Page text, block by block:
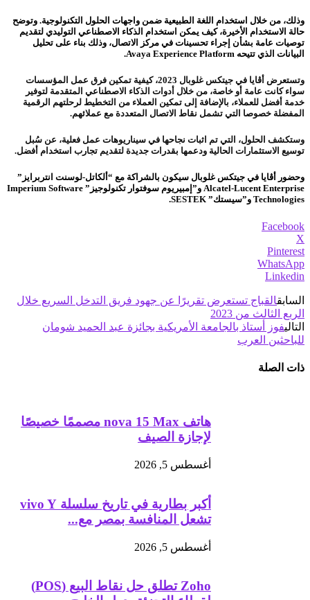
وذلك، من خلال استخدام اللغة الطبيعية ضمن واجهات الحلول التكنولوجية. وتوضح
حالة الاستخدام الأخيرة، كيف يمكن استخدام الذكاء الاصطناعي التوليدي لتقديم
توصيات عامة بشأن إجراء تحسينات في مركز الاتصال، وذلك بناء على تحليل
البيانات الذي تتيحه Avaya Experience Platform.
وتستعرض أڤايا في جيتكس غلوبال 2023، كيفية تمكين فرق عمل المؤسسات
سواء كانت عامة أو خاصة، من خلال أدوات الذكاء الاصطناعي المتقدمة لتوفير
خدمة أفضل للعملاء، بالإضافة إلى تمكين العملاء من التخطيط لرحلتهم الرقمية
المفضلة خصوصا التي تشمل نقاط الاتصال المتعددة مع عملائهم.
وستكشف الحلول، التي تم اثبات نجاحها في سيناريوهات عمل فعلية، عن سُبل
توسيع الاستثمارات الحالية ودعمها بقدرات جديدة لتقديم تجارب استخدام أفضل.
وحضور أڤايا في جيتكس غلوبال سيكون بالشراكة مع “ألكاتل-لوسنت انتربرايز”
Alcatel-Lucent Enterprise و”إمبيريوم سوفتوار تكنولوجيز” Imperium Software
Technologies و”سيستك” SESTEK.
Facebook
X
Pinterest
WhatsApp
Linkedin
السابقالقباج تستعرض تقريرًا عن جهود فريق التدخل السريع خلال
الربع الثالث من 2023
التاليفوز أستاذ بالجامعة الأمريكية بجائزة عبد الحميد شومان
للباحثين العرب
ذات الصلة
هاتف nova 15 Max مصممًا خصيصًا
لإجازة الصيف
أغسطس 5, 2026
أكبر بطارية في تاريخ سلسلة vivo Y
تشعل المنافسة بمصر مع...
أغسطس 5, 2026
Zoho تطلق حل نقاط البيع (POS)